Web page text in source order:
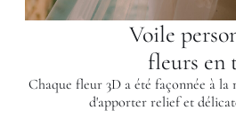
Voile
fleurs en
Chaque fleur 3D a été façonnée à
d'apporter relief et